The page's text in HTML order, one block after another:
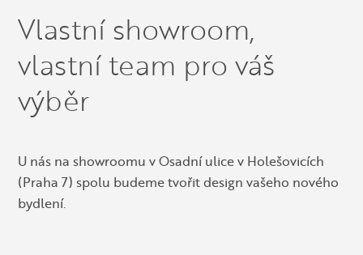
Vlastní showroom,
vlastní team pro váš
výběr
U nás na showroomu v Osadní ulice v Holešovicích
(Praha 7) spolu budeme tvořit design vašeho nového
bydlení.